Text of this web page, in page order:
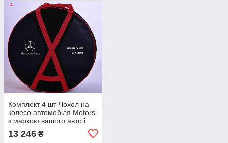
Комплект 4 шт Чохол на
колесо автомобіля Motors
з маркою вашого авто і
ручками R17 R18 R19 R20
R21 R22 R23
13 246 ₴